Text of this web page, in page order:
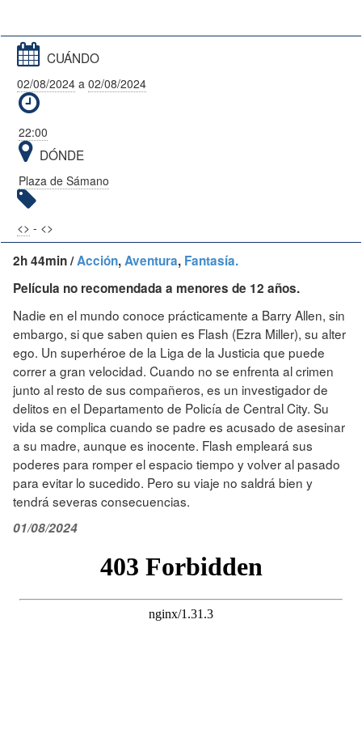
CUÁNDO
02/08/2024 a 02/08/2024
22:00
DÓNDE
Plaza de Sámano
<> - <>
2h 44min /Acción,Aventura, Fantasía.
Película no recomendada a menores de 12 años.
Nadie en el mundo conoce prácticamente a Barry Allen, sin
embargo, si que saben quien es Flash (Ezra Miller), su alter
ego. Un superhéroe de la Liga de la Justicia que puede
correr a gran velocidad. Cuando no se enfrenta al crimen
junto al resto de sus compañeros, es un investigador de
delitos en el Departamento de Policía de Central City. Su
vida se complica cuando se padre es acusado de asesinar
a su madre, aunque es inocente. Flash empleará sus
poderes para romper el espacio tiempo y volver al pasado
para evitar lo sucedido. Pero su viaje no saldrá bien y
tendrá severas consecuencias.
01/08/2024